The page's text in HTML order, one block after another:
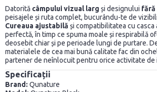
Datorită câmpului vizual larg și designului fără
peisajele și ruta complet, bucurându-te de
Cureaua ajustabilă și compatibilitatea cu casca
perfectă, în timp ce spuma moale și respirabilă
deosebit chiar și pe perioade lungi de purtare.
materialele de cea mai bună calitate fac din
partener de neînlocuit pentru orice activitate de
Specificații
Brand: Qunature